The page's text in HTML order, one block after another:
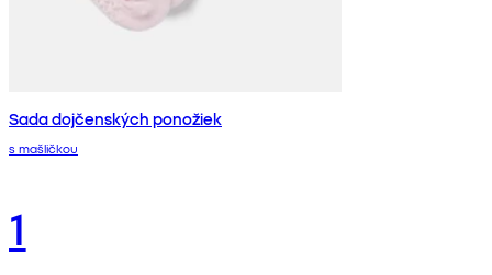
Sada dojčenských ponožiek
s mašličkou
1